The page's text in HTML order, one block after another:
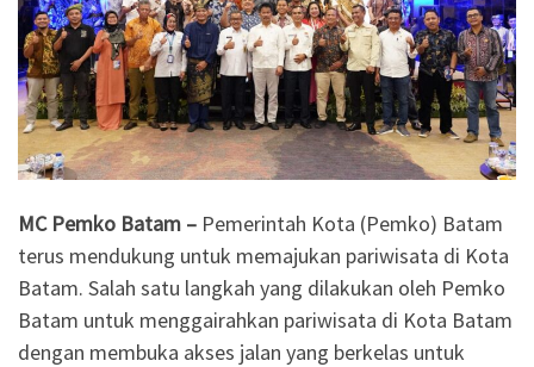
MC Pemko Batam – Pemerintah Kota (Pemko) Batam
terus mendukung untuk memajukan pariwisata di Kota
Batam. Salah satu langkah yang dilakukan oleh Pemko
Batam untuk menggairahkan pariwisata di Kota Batam
dengan membuka akses jalan yang berkelas untuk